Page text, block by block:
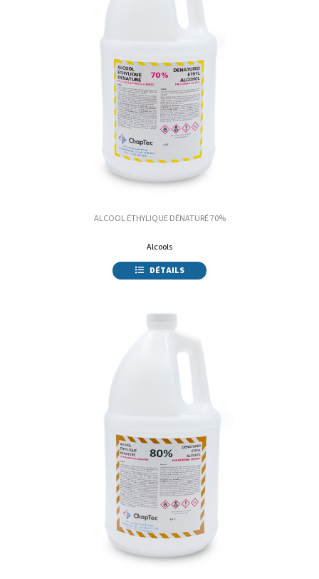
ALCOOL ÉTHYLIQUE DÉNATURÉ 70%
Alcools
DÉTAILS